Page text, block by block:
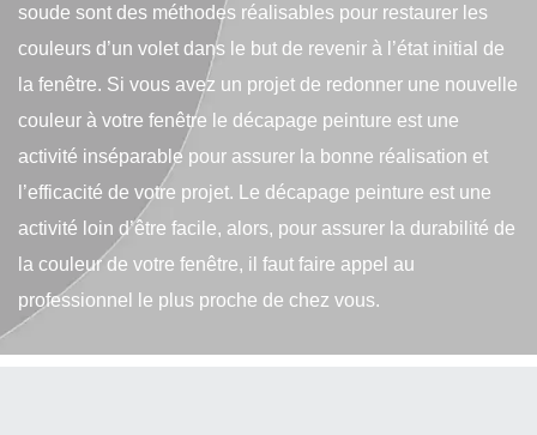
soude sont des méthodes réalisables pour restaurer les
couleurs d’un volet dans le but de revenir à l’état initial de
la fenêtre. Si vous avez un projet de redonner une nouvelle
couleur à votre fenêtre le décapage peinture est une
activité inséparable pour assurer la bonne réalisation et
l’efficacité de votre projet. Le décapage peinture est une
activité loin d’être facile, alors, pour assurer la durabilité de
la couleur de votre fenêtre, il faut faire appel au
professionnel le plus proche de chez vous.